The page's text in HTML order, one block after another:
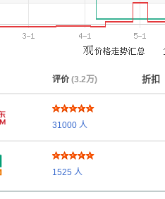
评价 (3.2万) 折扣
31000 人
1525 人